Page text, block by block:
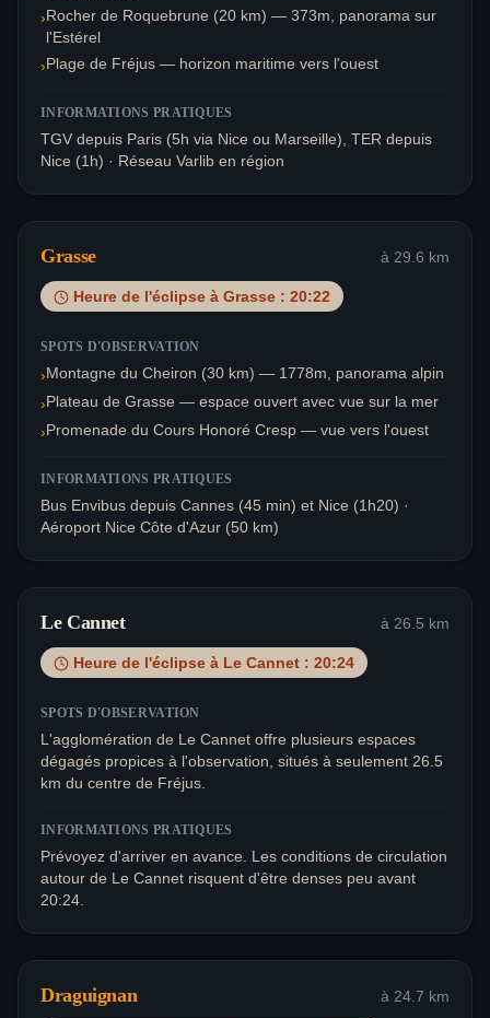
›Rocher de Roquebrune (20 km) — 373m, panorama sur
l'Estérel
›Plage de Fréjus — horizon maritime vers l'ouest
INFORMATIONS PRATIQUES
TGV depuis Paris (5h via Nice ou Marseille), TER depuis
Nice (1h) · Réseau Varlib en région
Grasse à 29.6 km
Heure de l'éclipse à Grasse : 20:22
SPOTS D'OBSERVATION
›Montagne du Cheiron (30 km) — 1778m, panorama alpin
›Plateau de Grasse — espace ouvert avec vue sur la mer
›Promenade du Cours Honoré Cresp — vue vers l'ouest
INFORMATIONS PRATIQUES
Bus Envibus depuis Cannes (45 min) et Nice (1h20) ·
Aéroport Nice Côte d'Azur (50 km)
Le Cannet à 26.5 km
Heure de l'éclipse à Le Cannet : 20:24
SPOTS D'OBSERVATION
L'agglomération de Le Cannet offre plusieurs espaces
dégagés propices à l'observation, situés à seulement 26.5
km du centre de Fréjus.
INFORMATIONS PRATIQUES
Prévoyez d'arriver en avance. Les conditions de circulation
autour de Le Cannet risquent d'être denses peu avant
20:24.
Draguignan à 24.7 km